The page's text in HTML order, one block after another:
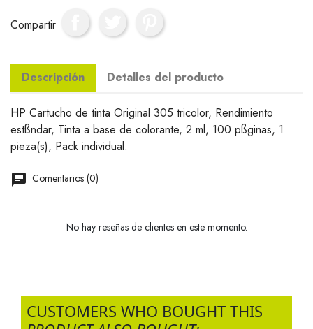
Compartir
Descripción Detalles del producto
HP Cartucho de tinta Original 305 tricolor, Rendimiento
estßndar, Tinta a base de colorante, 2 ml, 100 pßginas, 1
pieza(s), Pack individual.
Comentarios (0)
No hay reseñas de clientes en este momento.
CUSTOMERS WHO BOUGHT THIS